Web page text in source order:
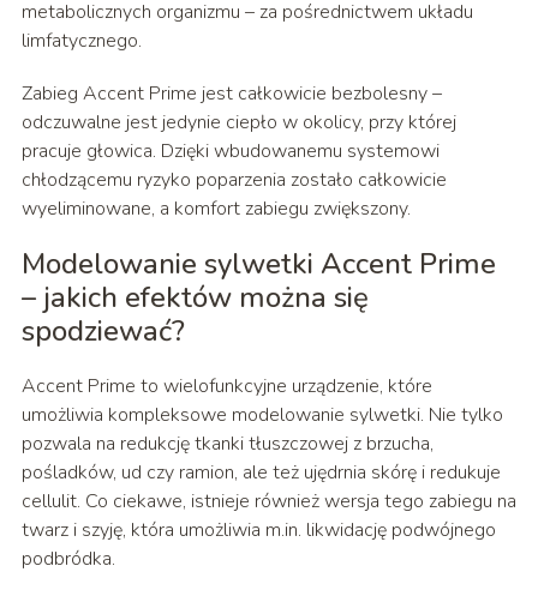
metabolicznych organizmu – za pośrednictwem układu
limfatycznego.
Zabieg Accent Prime jest całkowicie bezbolesny –
odczuwalne jest jedynie ciepło w okolicy, przy której
pracuje głowica. Dzięki wbudowanemu systemowi
chłodzącemu ryzyko poparzenia zostało całkowicie
wyeliminowane, a komfort zabiegu zwiększony.
Modelowanie sylwetki Accent Prime
– jakich efektów można się
spodziewać?
Accent Prime to wielofunkcyjne urządzenie, które
umożliwia kompleksowe modelowanie sylwetki. Nie tylko
pozwala na redukcję tkanki tłuszczowej z brzucha,
pośladków, ud czy ramion, ale też ujędrnia skórę i redukuje
cellulit. Co ciekawe, istnieje również wersja tego zabiegu na
twarz i szyję, która umożliwia m.in. likwidację podwójnego
podbródka.